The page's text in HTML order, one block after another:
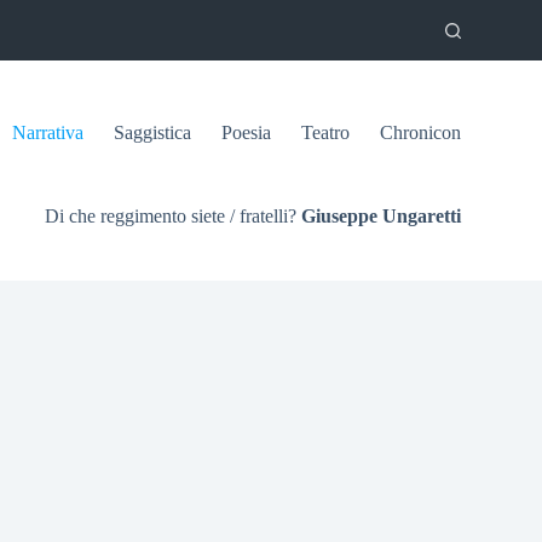
Narrativa Saggistica Poesia Teatro Chronicon
Di che reggimento siete / fratelli? Giuseppe Ungaretti